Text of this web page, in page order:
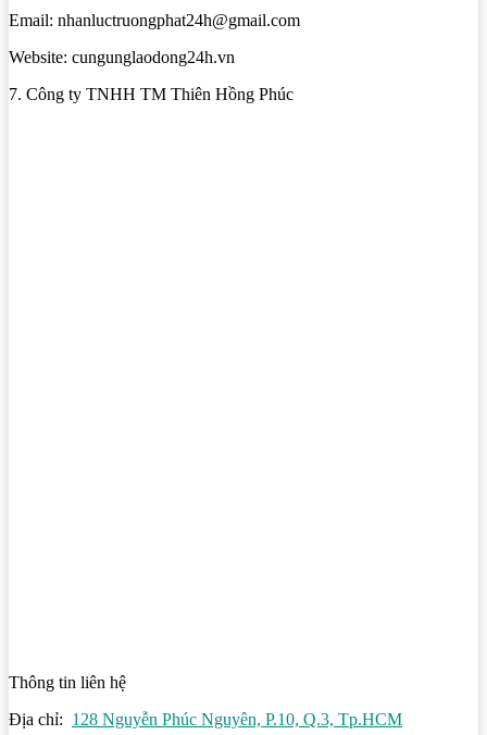
Email: nhanluctruongphat24h@gmail.com
Website: cungunglaodong24h.vn
7. Công ty TNHH TM Thiên Hồng Phúc
Thông tin liên hệ
Địa chỉ: 128 Nguyễn Phúc Nguyên, P.10, Q.3, Tp.HCM